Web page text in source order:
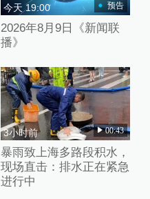
今天 19:00 预告
2026年8月9日《新闻联
播》
3小时前 00:43
暴雨致上海多路段积水，
现场直击：排水正在紧急
进行中